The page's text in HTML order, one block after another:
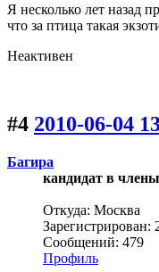
Я несколько лет назад
что за птица такая
Неактивен
#4 2010-06-04
Багира
кандидат в
Откуда: Москва
Зарегистрирован:
Сообщений: 479
Профиль